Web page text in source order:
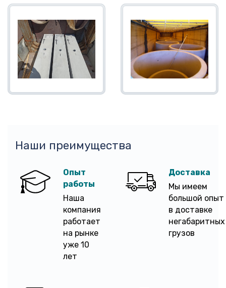
Наши преимущества
Опыт
работы
Наша
компания
работает
на рынке
уже 10
лет
Доставка
Мы имеем
большой опыт
в доставке
негабаритных
грузов